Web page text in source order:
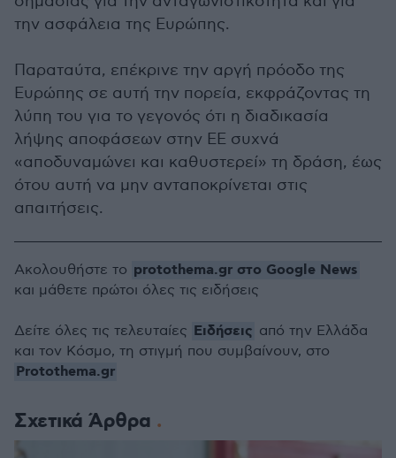
την ασφάλεια της Ευρώπης.
Παραταύτα, επέκρινε την αργή πρόοδο της
Ευρώπης σε αυτή την πορεία, εκφράζοντας τη
λύπη του για το γεγονός ότι η διαδικασία
λήψης αποφάσεων στην ΕΕ συχνά
«αποδυναμώνει και καθυστερεί» τη δράση, έως
ότου αυτή να μην ανταποκρίνεται στις
απαιτήσεις.
Σχετικά Άρθρα
Ακολουθήστε το protothema.gr στο Google News
και μάθετε πρώτοι όλες τις ειδήσεις
Δείτε όλες τις τελευταίες Ειδήσεις από την Ελλάδα
και τον Κόσμο, τη στιγμή που συμβαίνουν, στο
Protothema.gr